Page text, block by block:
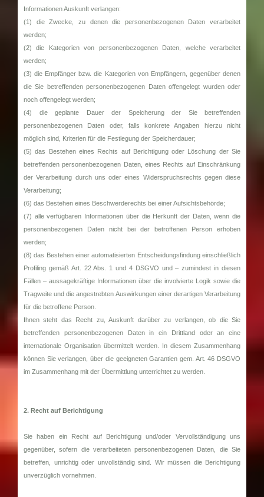
Informationen Auskunft verlangen:
(1) die Zwecke, zu denen die personenbezogenen Daten verarbeitet
werden;
(2) die Kategorien von personenbezogenen Daten, welche verarbeitet
werden;
(3) die Empfänger bzw. die Kategorien von Empfängern, gegenüber denen
die Sie betreffenden personenbezogenen Daten offengelegt wurden oder
noch offengelegt werden;
(4) die geplante Dauer der Speicherung der Sie betreffenden
personenbezogenen Daten oder, falls konkrete Angaben hierzu nicht
möglich sind, Kriterien für die Festlegung der Speicherdauer;
(5) das Bestehen eines Rechts auf Berichtigung oder Löschung der Sie
betreffenden personenbezogenen Daten, eines Rechts auf Einschränkung
der Verarbeitung durch uns oder eines Widerspruchsrechts gegen diese
Verarbeitung;
(6) das Bestehen eines Beschwerderechts bei einer Aufsichtsbehörde;
(7) alle verfügbaren Informationen über die Herkunft der Daten, wenn die
personenbezogenen Daten nicht bei der betroffenen Person erhoben
werden;
(8) das Bestehen einer automatisierten Entscheidungsfindung einschließlich
Profiling gemäß Art. 22 Abs. 1 und 4 DSGVO und – zumindest in diesen
Fällen – aussagekräftige Informationen über die involvierte Logik sowie die
Tragweite und die angestrebten Auswirkungen einer derartigen Verarbeitung
für die betroffene Person.
Ihnen steht das Recht zu, Auskunft darüber zu verlangen, ob die Sie
betreffenden personenbezogenen Daten in ein Drittland oder an eine
internationale Organisation übermittelt werden. In diesem Zusammenhang
können Sie verlangen, über die geeigneten Garantien gem. Art. 46 DSGVO
im Zusammenhang mit der Übermittlung unterrichtet zu werden.
2. Recht auf Berichtigung
Sie haben ein Recht auf Berichtigung und/oder Vervollständigung uns
gegenüber, sofern die verarbeiteten personenbezogenen Daten, die Sie
betreffen, unrichtig oder unvollständig sind. Wir müssen die Berichtigung
unverzüglich vornehmen.